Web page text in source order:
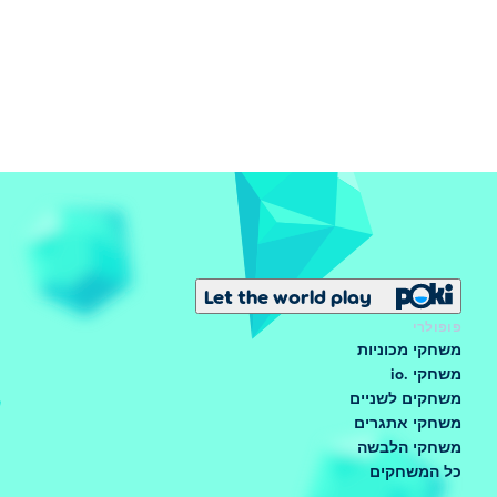
Let the world play
פופולרי
משחקי מכוניות
משחקי .io
משחקים לשניים
משחקי אתגרים
משחקי הלבשה
כל המשחקים